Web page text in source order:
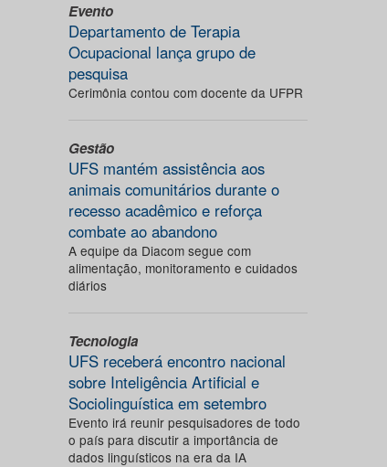
Evento
Departamento de Terapia
Ocupacional lança grupo de
pesquisa
Cerimônia contou com docente da UFPR
Gestão
UFS mantém assistência aos
animais comunitários durante o
recesso acadêmico e reforça
combate ao abandono
A equipe da Diacom segue com
alimentação, monitoramento e cuidados
diários
Tecnologia
UFS receberá encontro nacional
sobre Inteligência Artificial e
Sociolinguística em setembro
Evento irá reunir pesquisadores de todo
o país para discutir a importância de
dados linguísticos na era da IA